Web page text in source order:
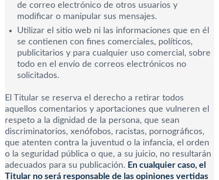
de correo electrónico de otros usuarios y
modificar o manipular sus mensajes.
Utilizar el sitio web ni las informaciones que en él
se contienen con fines comerciales, políticos,
publicitarios y para cualquier uso comercial, sobre
todo en el envío de correos electrónicos no
solicitados.
El Titular se reserva el derecho a retirar todos
aquellos comentarios y aportaciones que vulneren el
respeto a la dignidad de la persona, que sean
discriminatorios, xenófobos, racistas, pornográficos,
que atenten contra la juventud o la infancia, el orden
o la seguridad pública o que, a su juicio, no resultarán
adecuados para su publicación. En cualquier caso, el
Titular no será responsable de las opiniones vertidas